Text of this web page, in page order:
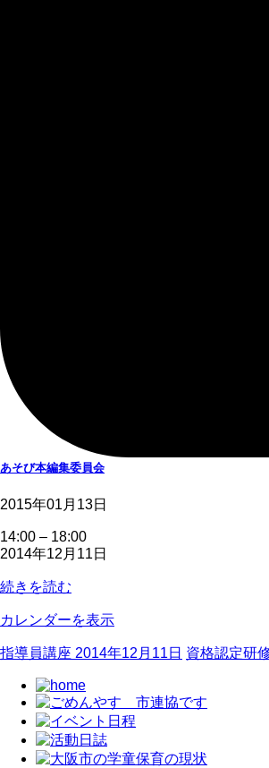
あそび本編集委員会
2015年01月13日
あ
そ
本
編
集
委
14:00 – 18:00
2014年12月11日
続きを読む
カレンダーを表示
指導員講座 2014年12月11日 資格認定研